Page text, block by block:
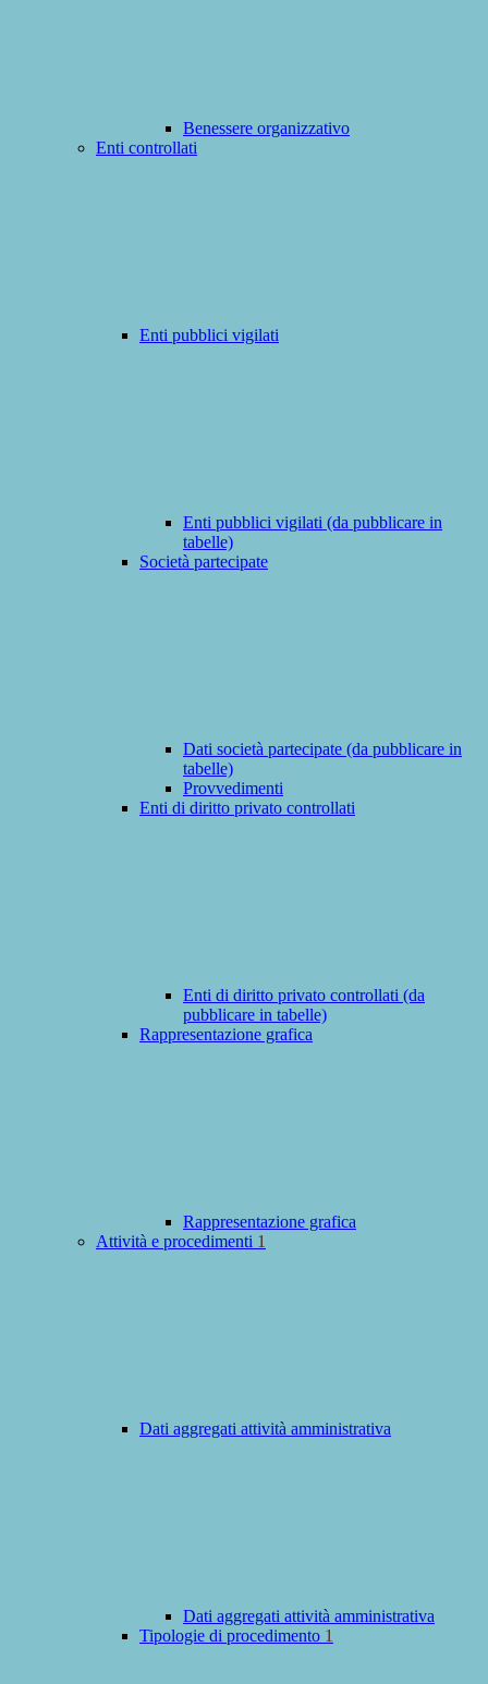
Benessere organizzativo
Enti controllati
Enti pubblici vigilati
Enti pubblici vigilati (da pubblicare in
tabelle)
Società partecipate
Dati società partecipate (da pubblicare in
tabelle)
Provvedimenti
Enti di diritto privato controllati
Enti di diritto privato controllati (da
pubblicare in tabelle)
Rappresentazione grafica
Rappresentazione grafica
Attività e procedimenti 1
Dati aggregati attività amministrativa
Dati aggregati attività amministrativa
Tipologie di procedimento 1